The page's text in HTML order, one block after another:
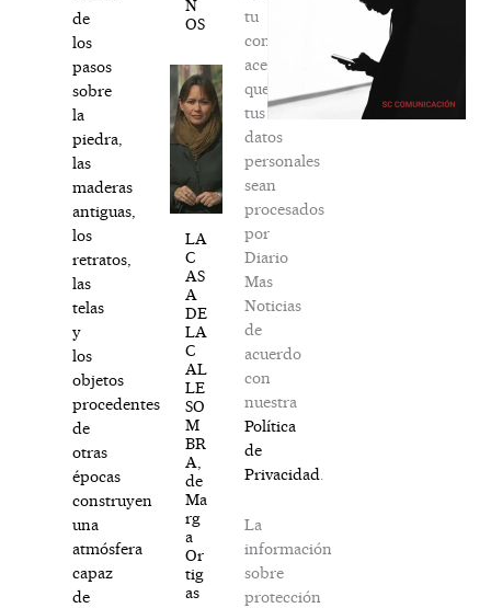
de
los
pasos
sobre
la
piedra,
las
maderas
antiguas,
los
retratos,
las
telas
y
los
objetos
procedentes
de
otras
épocas
construyen
una
atmósfera
capaz
de
N
OS
LA
C
AS
A
DE
LA
C
AL
LE
SO
M
BR
A,
de
Ma
rg
a
Or
tig
as
tu
comentario,
aceptas
que
tus
datos
personales
sean
procesados
por
Diario
Mas
Noticias
de
acuerdo
con
nuestra
Política
de
Privacidad
La
información
sobre
protección